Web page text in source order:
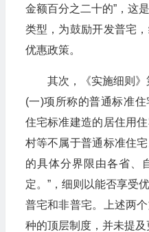
金额百分之二十的”，这
类型，为鼓励开发普宅
优惠政策。
其次，《实施细则
(一)项所称的普通标准
住宅标准建造的居住用
村等不属于普通标准住
的具体分界限由各省、
定。”，细则以能否享受
普宅和非普宅。上述两
种的顶层制度，并未提及